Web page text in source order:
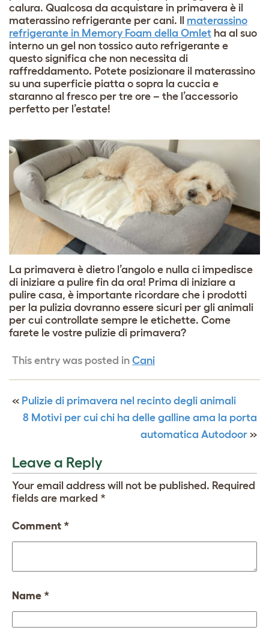
calura. Qualcosa da acquistare in primavera è il
materassino refrigerante per cani. Il
materassino
refrigerante in Memory Foam della Omlet ha al suo
interno un gel non tossico auto refrigerante e
questo significa che non necessita di
raffreddamento. Potete posizionare il materassino
su una superficie piatta o sopra la cuccia e
staranno al fresco per tre ore – the l’accessorio
perfetto per l’estate!
La primavera è dietro l’angolo e nulla ci impedisce
di iniziare a pulire fin da ora! Prima di iniziare a
pulire casa, è importante ricordare che i prodotti
per la pulizia dovranno essere sicuri per gli animali
per cui controllate sempre le etichette. Come
farete le vostre pulizie di primavera?
This entry was posted in Cani
« Pulizie di primavera nel recinto degli animali
8 Motivi per cui chi ha delle galline ama la porta
automatica Autodoor »
Leave a Reply
Your email address will not be published. Required
fields are marked *
Comment *
Name *